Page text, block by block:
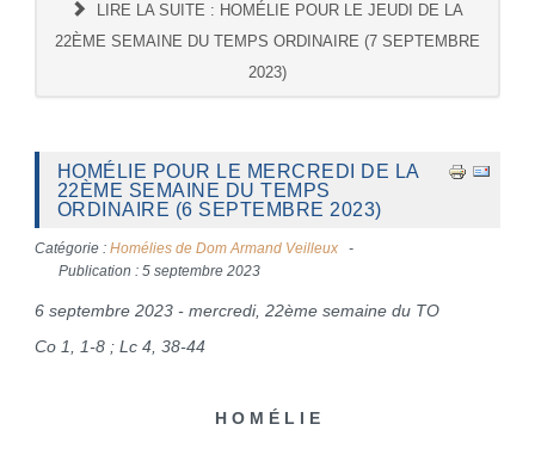
LIRE LA SUITE : HOMÉLIE POUR LE JEUDI DE LA
22ÈME SEMAINE DU TEMPS ORDINAIRE (7 SEPTEMBRE
2023)
HOMÉLIE POUR LE MERCREDI DE LA
22ÈME SEMAINE DU TEMPS
ORDINAIRE (6 SEPTEMBRE 2023)
Catégorie : Homélies de Dom Armand Veilleux
Publication : 5 septembre 2023
6 septembre 2023 - mercredi, 22ème semaine du TO
Co 1, 1-8 ; Lc 4, 38-44
H O M É L I E